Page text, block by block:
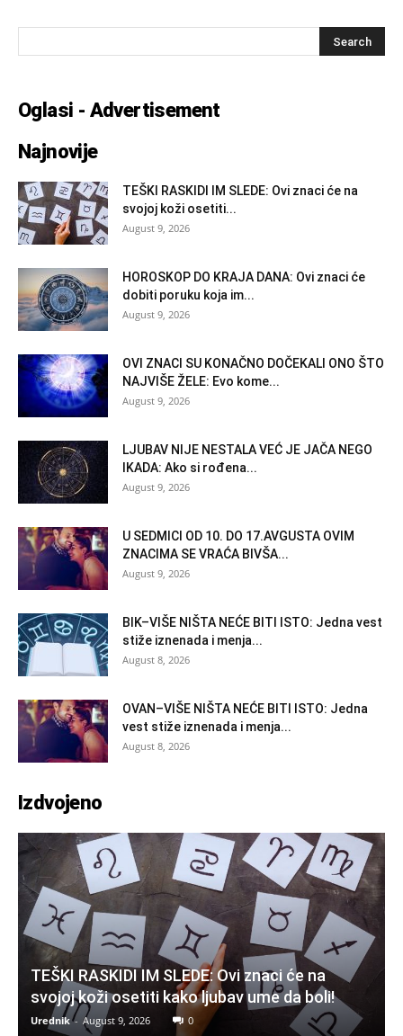
Oglasi - Advertisement
Najnovije
TEŠKI RASKIDI IM SLEDE: Ovi znaci će na
svojoj koži osetiti...
August 9, 2026
HOROSKOP DO KRAJA DANA: Ovi znaci će
dobiti poruku koja im...
August 9, 2026
OVI ZNACI SU KONAČNO DOČEKALI ONO ŠTO
NAJVIŠE ŽELE: Evo kome...
August 9, 2026
LJUBAV NIJE NESTALA VEĆ JE JAČA NEGO
IKADA: Ako si rođena...
August 9, 2026
U SEDMICI OD 10. DO 17.AVGUSTA OVIM
ZNACIMA SE VRAĆA BIVŠA...
August 9, 2026
BIK–VIŠE NIŠTA NEĆE BITI ISTO: Jedna vest
stiže iznenada i menja...
August 8, 2026
OVAN–VIŠE NIŠTA NEĆE BITI ISTO: Jedna
vest stiže iznenada i menja...
August 8, 2026
Izdvojeno
TEŠKI RASKIDI IM SLEDE: Ovi znaci će na
svojoj koži osetiti kako ljubav ume da boli!
Urednik - August 9, 2026 0